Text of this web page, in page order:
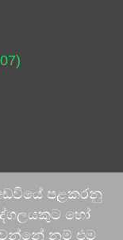
අඩවියේ පළකරනු
හෝ
නම් එම